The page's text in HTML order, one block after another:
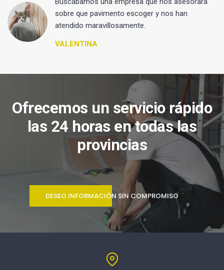
sobre que pavimento escoger y nos han
atendido maravillosamente.
VALENTINA
Ofrecemos un servicio rápido
las 24 horas en todas las
provincias
DESEO INFORMACIÓN SIN COMPROMISO